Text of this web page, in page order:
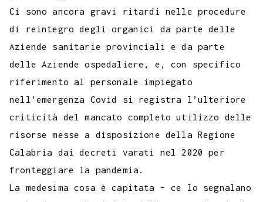
Ci sono ancora gravi ritardi nelle procedure
di reintegro degli organici da parte delle
Aziende sanitarie provinciali e da parte
delle Aziende ospedaliere, e, con specifico
riferimento al personale impiegato
nell’emergenza Covid si registra l’ulteriore
criticità del mancato completo utilizzo delle
risorse messe a disposizione della Regione
Calabria dai decreti varati nel 2020 per
fronteggiare la pandemia.
La medesima cosa è capitata – ce lo segnalano